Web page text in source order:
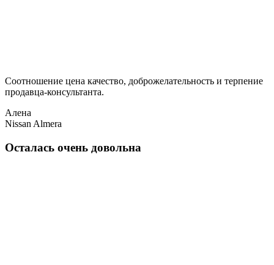
Соотношение цена качество, доброжелательность и терпение
продавца-консультанта.
Алена
Nissan Almera
Осталась очень довольна